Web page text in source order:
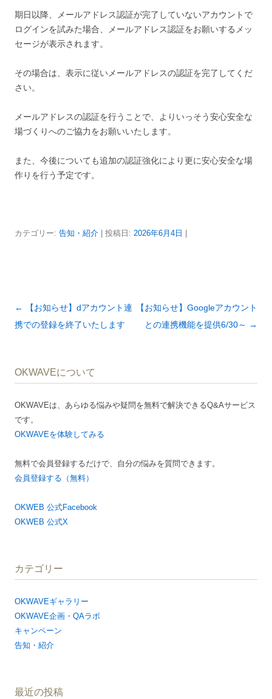
期日以降、メールアドレス認証が完了していないアカウントで
ログインを試みた場合、メールアドレス認証をお願いするメッ
セージが表示されます。
その場合は、表示に従いメールアドレスの認証を完了してくだ
さい。
メールアドレスの認証を行うことで、よりいっそう安心安全な
場づくりへのご協力をお願いいたします。
また、今後についても追加の認証強化により更に安心安全な場
作りを行う予定です。
カテゴリー: 告知・紹介 | 投稿日: 2026年6月4日
投
稿
ゲ
シ
ョ
←
【お知らせ】dアカウント連
携での登録を終了いたします
【お知らせ】Googleアカウント
との連携機能を提供6/30～ →
OKWAVEについて
OKWAVEは、あらゆる悩みや疑問を無料で解決できるQ&Aサービス
です。
OKWAVEを体験してみる
無料で会員登録するだけで、自分の悩みを質問できます。
会員登録する（無料）
OKWEB 公式Facebook
OKWEB 公式X
カテゴリー
OKWAVEギャラリー
OKWAVE企画・QAラボ
キャンペーン
告知・紹介
最近の投稿